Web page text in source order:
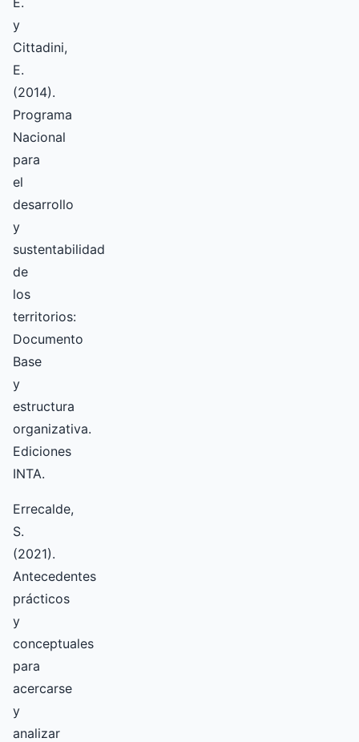
y
Cittadini,
E.
(2014).
Programa
Nacional
para
el
desarrollo
y
sustentabilidad
de
los
territorios:
Documento
Base
y
estructura
organizativa.
Ediciones
INTA.
Errecalde,
S.
(2021).
Antecedentes
prácticos
y
conceptuales
para
acercarse
y
analizar